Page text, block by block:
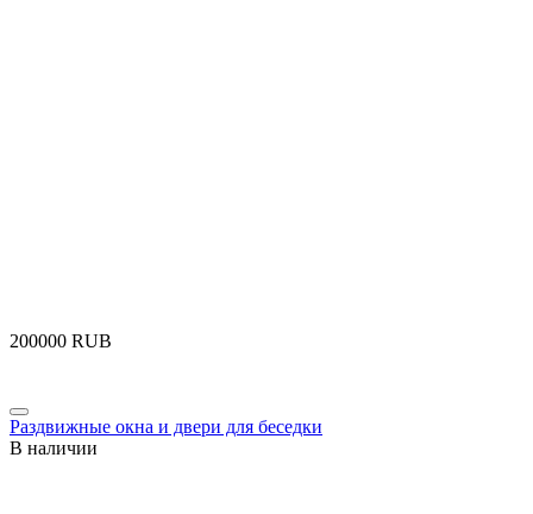
‍200000‍ RUB
Раздвижные окна и двери для беседки
В наличии